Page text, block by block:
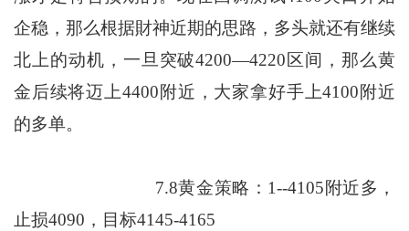
企稳，那么根据財神近期的思路，多头就还有继续
北上的动机，一旦突破4200—4220区间，那么黄
金后续将迈上4400附近，大家拿好手上4100附近
的多单。
7.8黄金策略：1--4105附近多，
止损4090，目标4145-4165